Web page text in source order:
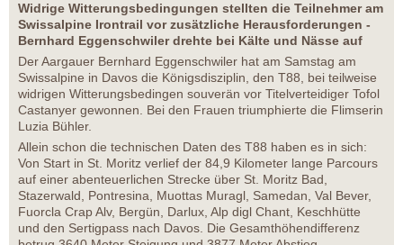
Widrige Witterungsbedingungen stellten die Teilnehmer am
Swissalpine Irontrail vor zusätzliche Herausforderungen -
Bernhard Eggenschwiler drehte bei Kälte und Nässe auf
Der Aargauer Bernhard Eggenschwiler hat am Samstag am
Swissalpine in Davos die Königsdisziplin, den T88, bei teilweise
widrigen Witterungsbedingen souverän vor Titelverteidiger Tofol
Castanyer gewonnen. Bei den Frauen triumphierte die Flimserin
Luzia Bühler.
Allein schon die technischen Daten des T88 haben es in sich:
Von Start in St. Moritz verlief der 84,9 Kilometer lange Parcours
auf einer abenteuerlichen Strecke über St. Moritz Bad,
Stazerwald, Pontresina, Muottas Muragl, Samedan, Val Bever,
Fuorcla Crap Alv, Bergün, Darlux, Alp digl Chant, Keschhütte
und den Sertigpass nach Davos. Die Gesamthöhendifferenz